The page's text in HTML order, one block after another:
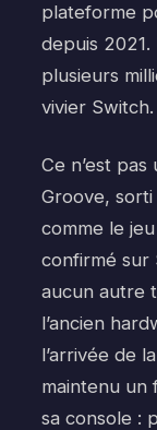
plateforme
depuis
plusieurs
vivier Switch.
Ce n’est
Groove,
comme le
confirmé sur
aucun autre
l’ancien
l’arrivée de
maintenu un
sa console :